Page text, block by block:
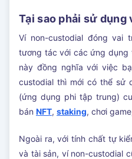
Tại sao phải sử
Ví non-custodial đóng vai
tương tác với các ứng dụng
này đồng nghĩa với việc
custodial thì mới có thể sử
(ứng dụng phi tập trung)
bán NFT, staking, chơi
Ngoài ra, với tính chất tự
và tài sản, ví non-custodial